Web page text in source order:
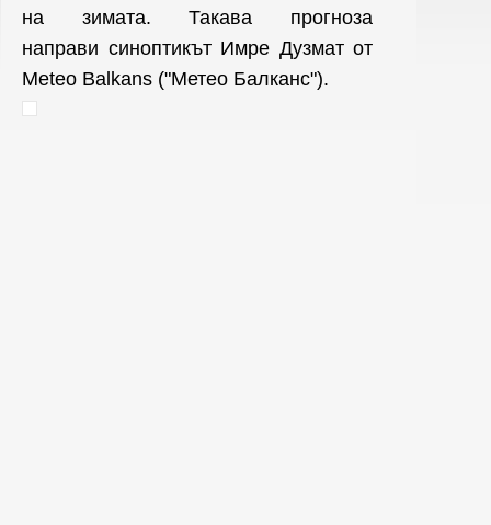
на зимата. Такава прогноза
направи синоптикът Имре Дузмат от
Meteo Balkans ("Метео Балканс").